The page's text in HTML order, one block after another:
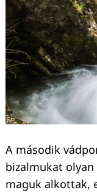
A második
bizalmukat
maguk alkottak,